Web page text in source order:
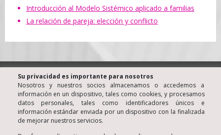
Introducción al Modelo Sistémico aplicado a familias
La relación de pareja: elección y conflicto
® KINE Centro de Terapia Familiar y de Pareja • Barcelona
(España)
Luis Santiago Almazán • Psicólogo Colegiado nº 806
© Copyright 2006
Aviso Legal
Su privacidad es importante para nosotros
Nosotros y nuestros socios almacenamos o accedemos a
información en un dispositivo, tales como cookies, y procesamos
datos personales, tales como identificadores únicos e
información estándar enviada por un dispositivo con la finalizada
de mejorar nuestros servicios.